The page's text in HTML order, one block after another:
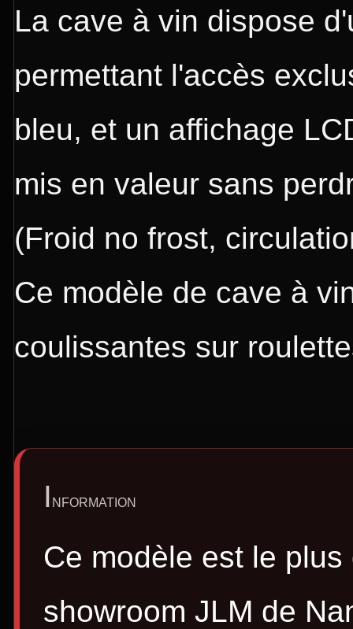
La cave à vin dispose
permettant l'accès
bleu, et un affichage
mis en valeur sans
(Froid no frost,
Ce modèle de cave à
coulissantes sur
Ce modèle est le
showroom JLM de